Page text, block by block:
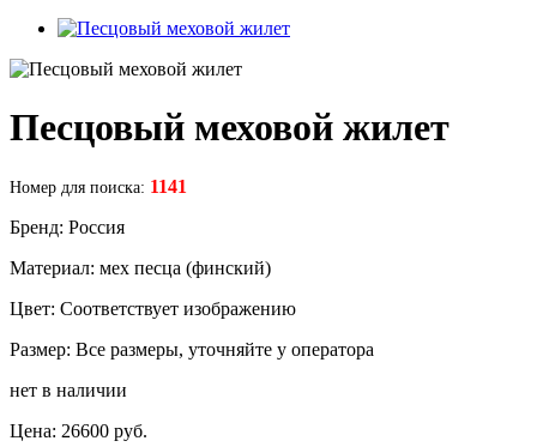
Песцовый меховой жилет
Номер для поиска: 1141
Бренд: Россия
Материал: мех песца (финский)
Цвет: Соответствует изображению
Размер: Все размеры, уточняйте у оператора
нет в наличии
Цена: 26600 руб.